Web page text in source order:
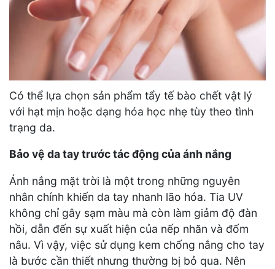
Có thể lựa chọn sản phẩm tẩy tế bào chết vật lý
với hạt mịn hoặc dạng hóa học nhẹ tùy theo tình
trạng da.
Bảo vệ da tay trước tác động của ánh nắng
Ánh nắng mặt trời là một trong những nguyên
nhân chính khiến da tay nhanh lão hóa. Tia UV
không chỉ gây sạm màu mà còn làm giảm độ đàn
hồi, dẫn đến sự xuất hiện của nếp nhăn và đốm
nâu. Vì vậy, việc sử dụng kem chống nắng cho tay
là bước cần thiết nhưng thường bị bỏ qua. Nên